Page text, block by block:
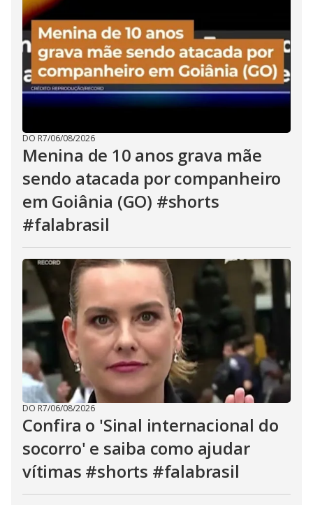
DO R7/06/08/2026
Menina de 10 anos grava mãe
sendo atacada por companheiro
em Goiânia (GO) #shorts
#falabrasil
DO R7/06/08/2026
Confira o 'Sinal internacional do
socorro' e saiba como ajudar
vítimas #shorts #falabrasil